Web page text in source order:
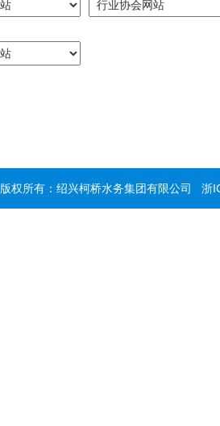
版权所有：绍兴柯桥水务集团有限公司 浙